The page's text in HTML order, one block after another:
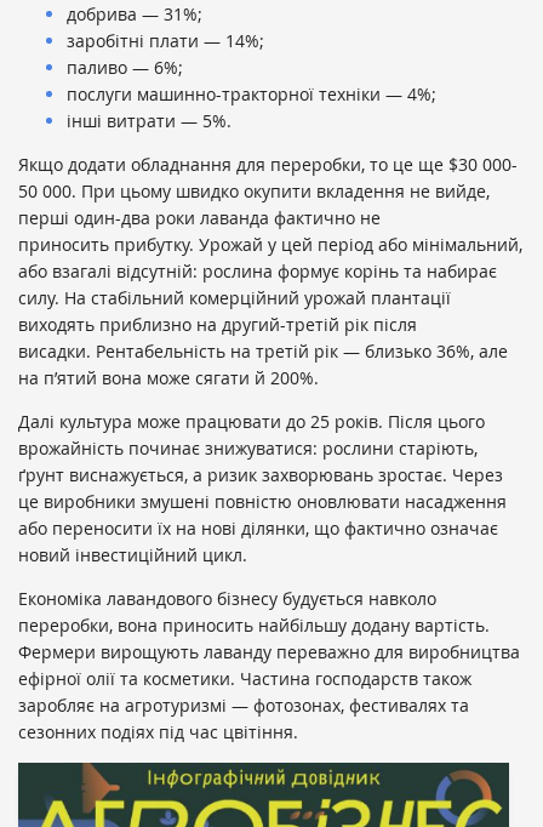
добрива — 31%;
заробітні плати — 14%;
паливо — 6%;
послуги машинно-тракторної техніки — 4%;
інші витрати — 5%.
Якщо додати обладнання для переробки, то це ще $30 000-
50 000. При цьому швидко окупити вкладення не вийде,
перші один-два роки лаванда фактично не
приносить прибутку. Урожай у цей період або мінімальний,
або взагалі відсутній: рослина формує корінь та набирає
силу. На стабільний комерційний урожай плантації
виходять приблизно на другий-третій рік після
висадки. Рентабельність на третій рік — близько 36%, але
на п’ятий вона може сягати й 200%.
Далі культура може працювати до 25 років. Після цього
врожайність починає знижуватися: рослини старіють,
ґрунт виснажується, а ризик захворювань зростає. Через
це виробники змушені повністю оновлювати насадження
або переносити їх на нові ділянки, що фактично означає
новий інвестиційний цикл.
Економіка лавандового бізнесу будується навколо
переробки, вона приносить найбільшу додану вартість.
Фермери вирощують лаванду переважно для виробництва
ефірної олії та косметики. Частина господарств також
заробляє на агротуризмі — фотозонах, фестивалях та
сезонних подіях під час цвітіння.